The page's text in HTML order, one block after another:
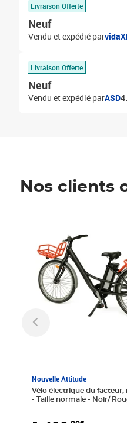
Livraison Offerte
Neuf
Vendu et expédié par
Livraison Offerte
Neuf
Vendu et expédié parASD
Nos clients
Nouvelle Attitude
Vélo électrique du
- Taille normale - Noir/